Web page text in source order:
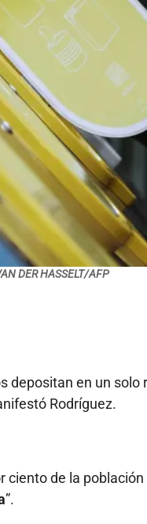
DER HASSELT/AFP
depositan en un solo
Rodríguez.
ciento de la
”.